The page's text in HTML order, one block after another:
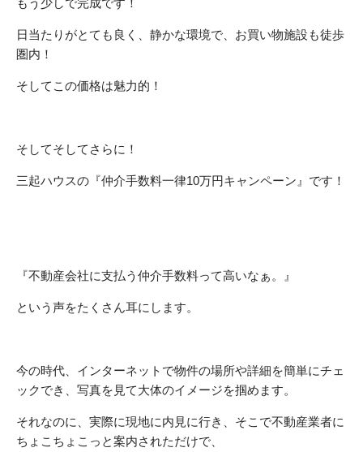
もう少しで完成です！
日当たりがとても良く、静かな環境で、お買い物施設も徒歩
圏内！
そしてこの価格は魅力的！
そしてそしてさらに！
三起ハウスの『仲介手数料一律10万円キャンペーン』です！
『不動産会社に支払う仲介手数料って高いなぁ。』
という声をたくさん耳にします。
今の時代、インターネットで物件の場所や詳細を簡単にチェ
ックでき、写真を見て大体のイメージを掴めます。
それなのに、実際に現地に内見に行き、そこで不動産業者に
ちょこちょこっと案内されただけで、